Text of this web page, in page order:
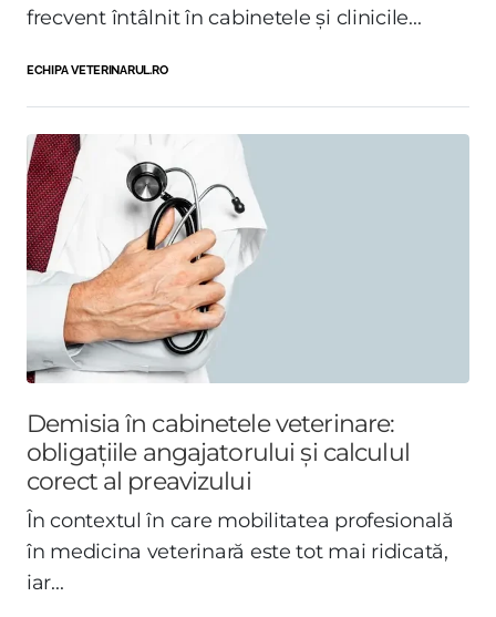
frecvent întâlnit în cabinetele și clinicile...
ECHIPA VETERINARUL.RO
Demisia în cabinetele veterinare:
obligațiile angajatorului și calculul
corect al preavizului
În contextul în care mobilitatea profesională
în medicina veterinară este tot mai ridicată,
iar...